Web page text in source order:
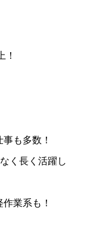
も多数！
く長く活躍し
業系も！